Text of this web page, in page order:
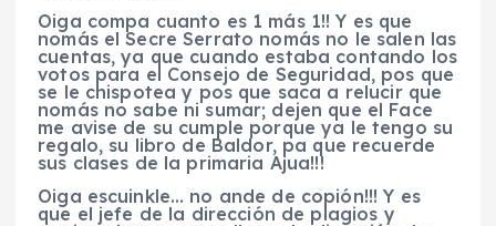
Oiga compa cuanto es 1 más 1!! Y es que
nomás el Secre Serrato nomás no le salen las
cuentas, ya que cuando estaba contando los
votos para el Consejo de Seguridad, pos que
se le chispotea y pos que saca a relucir que
nomás no sabe ni sumar; dejen que el Face
me avise de su cumple porque ya le tengo su
regalo, su libro de Baldor, pa que recuerde
sus clases de la primaria Ajua!!!
Oiga escuinkle… no ande de copión!!! Y es
que el jefe de la dirección de plagios y